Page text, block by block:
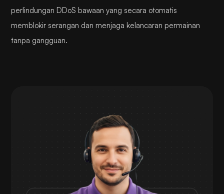
perlindungan DDoS bawaan yang secara otomatis
memblokir serangan dan menjaga kelancaran permainan
tanpa gangguan.